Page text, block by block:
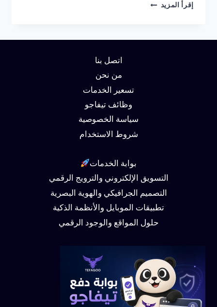
إقرأ المزيد شركة
اتصل بنا
من نحن
تسعير الخدمات
وظائف تيفاجو
سياسة الخصوصية
شروط الاستخدام
بوابة الخدمات
التسويق الإلكتروني والترويج الرقمي
التصميم الجرافيكي والهوية البصرية
تطبيقات الموبايل والأنظمة الذكية
حلول المواقع والوجود الرقمي